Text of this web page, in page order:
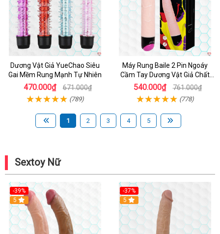
Dương Vật Giả YueChao Siêu
Gai Mềm Rung Mạnh Tự Nhiên
470.000₫ 671.000₫
(789)
Máy Rung Baile 2 Pin Ngoáy
Cầm Tay Dương Vật Giả Chất
Lượng
540.000₫ 761.000₫
(778)
1 2 3 4 5
Sextoy Nữ
-39%
Hot
5
-37%
5